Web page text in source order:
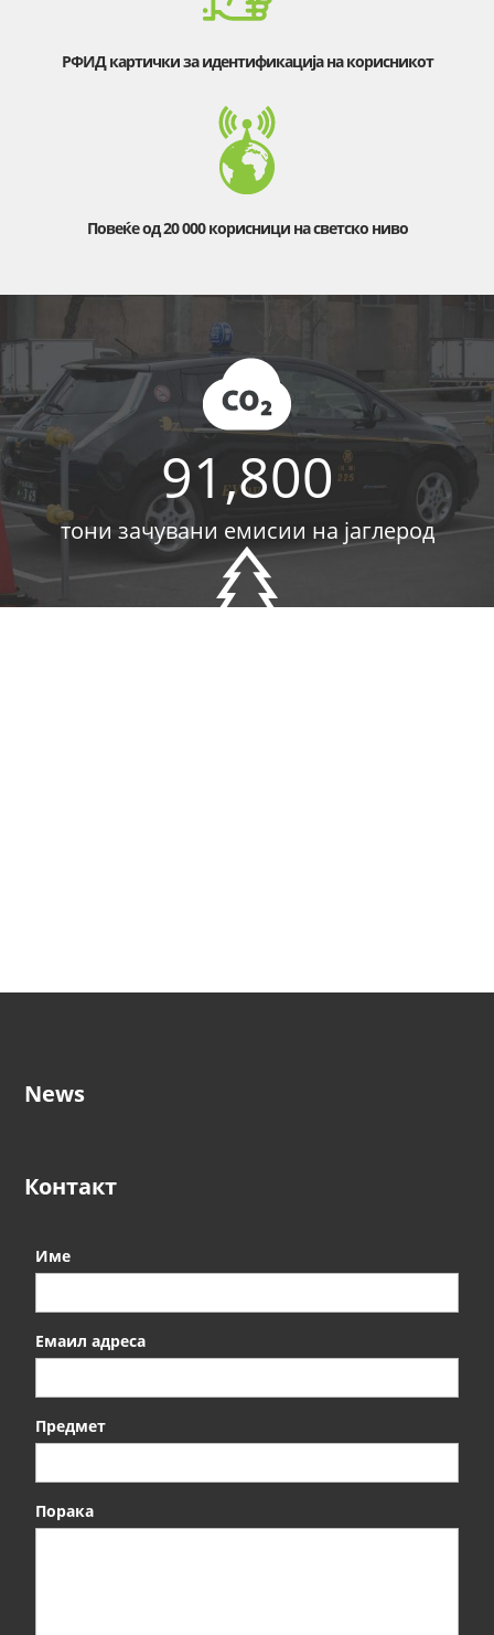
РФИД картички за идентификација на корисникот
Повеќе од 20 000 корисници на светско ниво
91,800
тони зачувани емисии на јаглерод
News
Контакт
Име
Емаил адреса
Предмет
Порака